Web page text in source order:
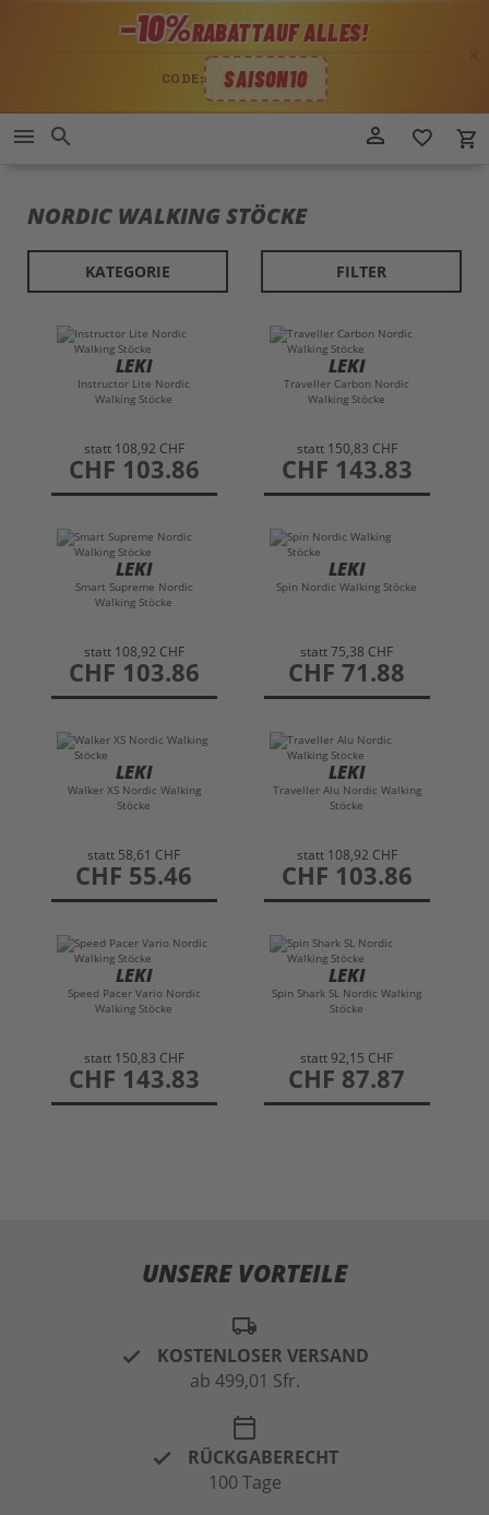
−10%RABATTAUF ALLES!
CODE: SAISON10
Direkt
person_outline favorite_border local_grocery_store
menu search
NORDIC WALKING STÖCKE
KATEGORIE FILTER
LEKI
Instructor Lite Nordic
Walking Stöcke
statt 108,92 CHF
preis
CHF 103.86
LEKI
Traveller Carbon Nordic
Walking Stöcke
statt 150,83 CHF
preis
CHF 143.83
LEKI
Smart Supreme Nordic
Walking Stöcke
statt 108,92 CHF
preis
CHF 103.86
LEKI
Spin Nordic Walking Stöcke
statt75,38 CHF
preis
CHF 71.88
LEKI
Walker XS Nordic Walking
Stöcke
statt 58,61 CHF
preis
CHF 55.46
LEKI
Traveller Alu Nordic Walking
Stöcke
statt 108,92 CHF
preis
CHF 103.86
LEKI
Speed Pacer Vario Nordic
Walking Stöcke
statt 150,83 CHF
preis
CHF 143.83
LEKI
Spin Shark SL Nordic Walking
Stöcke
statt92,15 CHF
preis
CHF 87.87
UNSERE VORTEILE
local_shipping
KOSTENLOSER VERSAND
ab 499,01 Sfr.
calendar_today
RÜCKGABERECHT
100 Tage